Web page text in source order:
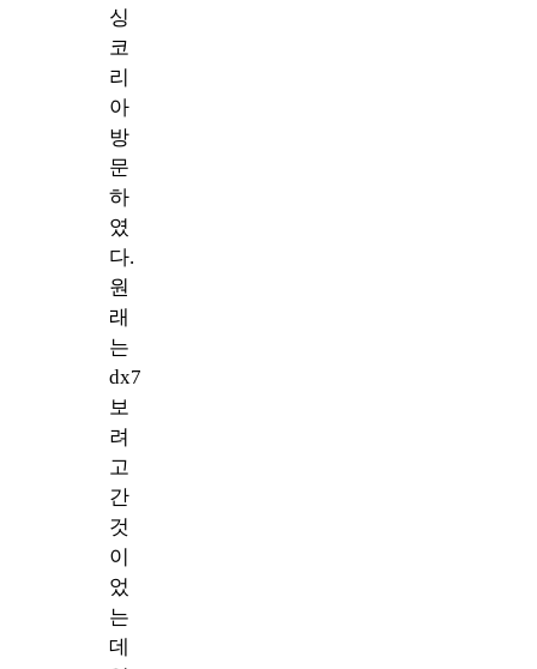
싱
코
리
아
방
문
하
였
다.
원
래
는
dx7
보
려
고
간
것
이
었
는
데